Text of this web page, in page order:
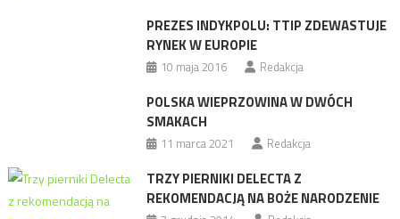
PREZES INDYKPOLU: TTIP ZDEWASTUJE
RYNEK W EUROPIE
10 maja 2016 Redakcja
POLSKA WIEPRZOWINA W DWÓCH
SMAKACH
11 marca 2021 Redakcja
TRZY PIERNIKI DELECTA Z
REKOMENDACJĄ NA BOŻE NARODZENIE